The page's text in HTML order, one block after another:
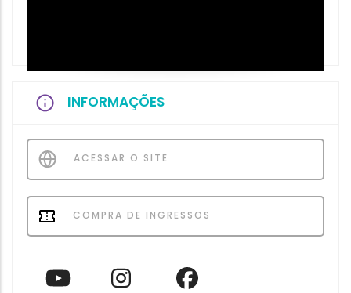
INFORMAÇÕES
ACESSAR O SITE
COMPRA DE INGRESSOS